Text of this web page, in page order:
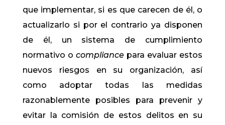
que implementar, si es que carecen de él, o
actualizarlo si por el contrario ya disponen
de él, un sistema de cumplimiento
normativo o compliancepara evaluar estos
nuevos riesgos en su organización, así
como adoptar todas las medidas
razonablemente posibles para prevenir y
evitar la comisión de estos delitos en su